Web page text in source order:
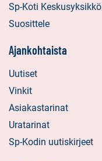
Sp-Koti Keskusyksikkö
Suosittele
Ajankohtaista
Uutiset
Vinkit
Asiakastarinat
Uratarinat
Sp-Kodin uutiskirjeet